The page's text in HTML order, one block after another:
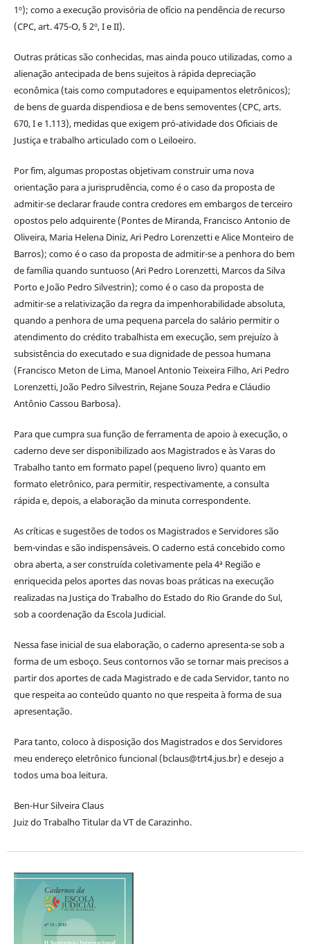
1º); como a execução provisória de ofício na pendência de recurso
(CPC, art. 475-O, § 2º, I e II).
Outras práticas são conhecidas, mas ainda pouco utilizadas, como a
alienação antecipada de bens sujeitos à rápida depreciação
econômica (tais como computadores e equipamentos eletrônicos);
de bens de guarda dispendiosa e de bens semoventes (CPC, arts.
670, I e 1.113), medidas que exigem pró-atividade dos Oficiais de
Justiça e trabalho articulado com o Leiloeiro.
Por fim, algumas propostas objetivam construir uma nova
orientação para a jurisprudência, como é o caso da proposta de
admitir-se declarar fraude contra credores em embargos de terceiro
opostos pelo adquirente (Pontes de Miranda, Francisco Antonio de
Oliveira, Maria Helena Diniz, Ari Pedro Lorenzetti e Alice Monteiro de
Barros); como é o caso da proposta de admitir-se a penhora do bem
de família quando suntuoso (Ari Pedro Lorenzetti, Marcos da Silva
Porto e João Pedro Silvestrin); como é o caso da proposta de
admitir-se a relativização da regra da impenhorabilidade absoluta,
quando a penhora de uma pequena parcela do salário permitir o
atendimento do crédito trabalhista em execução, sem prejuízo à
subsistência do executado e sua dignidade de pessoa humana
(Francisco Meton de Lima, Manoel Antonio Teixeira Filho, Ari Pedro
Lorenzetti, João Pedro Silvestrin, Rejane Souza Pedra e Cláudio
Antônio Cassou Barbosa).
Para que cumpra sua função de ferramenta de apoio à execução, o
caderno deve ser disponibilizado aos Magistrados e às Varas do
Trabalho tanto em formato papel (pequeno livro) quanto em
formato eletrônico, para permitir, respectivamente, a consulta
rápida e, depois, a elaboração da minuta correspondente.
As críticas e sugestões de todos os Magistrados e Servidores são
bem-vindas e são indispensáveis. O caderno está concebido como
obra aberta, a ser construída coletivamente pela 4ª Região e
enriquecida pelos aportes das novas boas práticas na execução
realizadas na Justiça do Trabalho do Estado do Rio Grande do Sul,
sob a coordenação da Escola Judicial.
Nessa fase inicial de sua elaboração, o caderno apresenta-se sob a
forma de um esboço. Seus contornos vão se tornar mais precisos a
partir dos aportes de cada Magistrado e de cada Servidor, tanto no
que respeita ao conteúdo quanto no que respeita à forma de sua
apresentação.
Para tanto, coloco à disposição dos Magistrados e dos Servidores
meu endereço eletrônico funcional (bclaus@trt4.jus.br) e desejo a
todos uma boa leitura.
Ben-Hur Silveira Claus
Juiz do Trabalho Titular da VT de Carazinho.